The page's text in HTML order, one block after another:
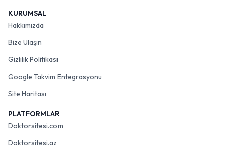
KURUMSAL
Hakkımızda
Bize Ulaşın
Gizlilik Politikası
Google Takvim Entegrasyonu
Site Haritası
PLATFORMLAR
Doktorsitesi.com
Doktorsitesi.az